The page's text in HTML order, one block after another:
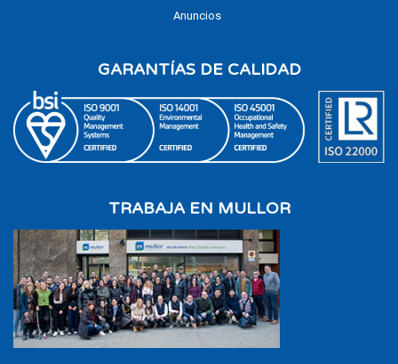
Anuncios
GARANTÍAS DE CALIDAD
TRABAJA EN MULLOR